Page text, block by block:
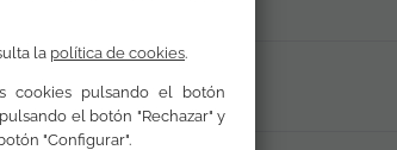
la política de cookies.
cookies pulsando el botón
el botón "Rechazar" y
"Configurar".